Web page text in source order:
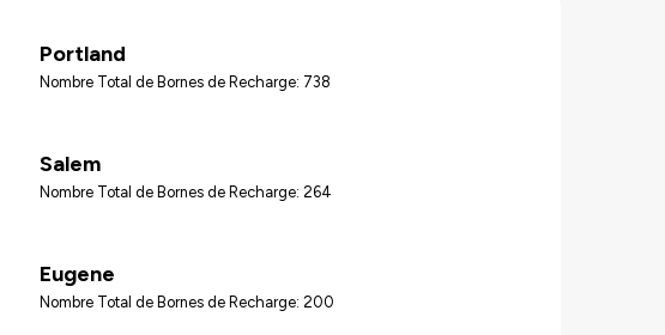
Portland
Nombre Total de Bornes de Recharge: 738
Salem
Nombre Total de Bornes de Recharge: 264
Eugene
Nombre Total de Bornes de Recharge: 200